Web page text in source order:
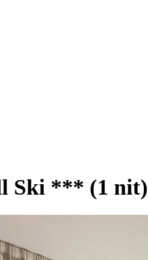
Ski *** (1 nit)